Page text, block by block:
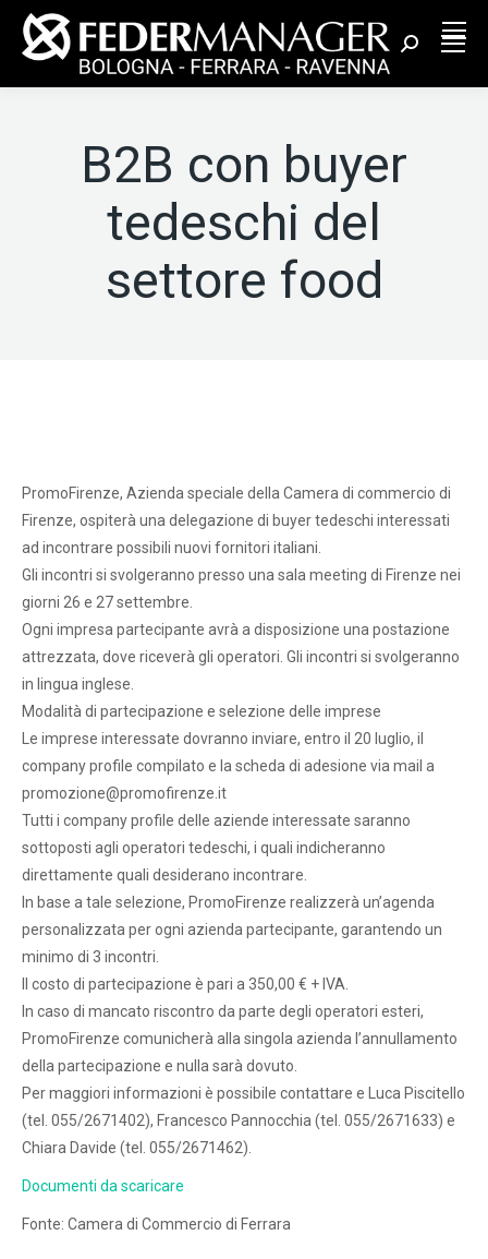
Cerca:
B2B con buyer
tedeschi del
settore food
PromoFirenze, Azienda speciale della Camera di commercio di
Firenze, ospiterà una delegazione di buyer tedeschi interessati
ad incontrare possibili nuovi fornitori italiani.
Gli incontri si svolgeranno presso una sala meeting di Firenze nei
giorni 26 e 27 settembre.
Ogni impresa partecipante avrà a disposizione una postazione
attrezzata, dove riceverà gli operatori. Gli incontri si svolgeranno
in lingua inglese.
Modalità di partecipazione e selezione delle imprese
Le imprese interessate dovranno inviare, entro il 20 luglio, il
company profile compilato e la scheda di adesione via mail a
promozione@promofirenze.it
Tutti i company profile delle aziende interessate saranno
sottoposti agli operatori tedeschi, i quali indicheranno
direttamente quali desiderano incontrare.
In base a tale selezione, PromoFirenze realizzerà un’agenda
personalizzata per ogni azienda partecipante, garantendo un
minimo di 3 incontri.
Il costo di partecipazione è pari a 350,00 € + IVA.
In caso di mancato riscontro da parte degli operatori esteri,
PromoFirenze comunicherà alla singola azienda l’annullamento
della partecipazione e nulla sarà dovuto.
Per maggiori informazioni è possibile contattare e Luca Piscitello
(tel. 055/2671402), Francesco Pannocchia (tel. 055/2671633) e
Chiara Davide (tel. 055/2671462).
Documenti da scaricare
Fonte: Camera di Commercio di Ferrara